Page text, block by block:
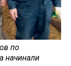
по
начинали